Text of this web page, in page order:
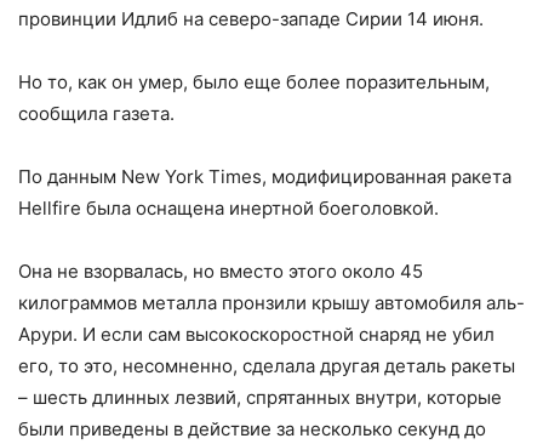
провинции Идлиб на северо-западе Сирии 14 июня.
Но то, как он умер, было еще более поразительным,
сообщила газета.
По данным New York Times, модифицированная ракета
Hellfire была оснащена инертной боеголовкой.
Она не взорвалась, но вместо этого около 45
килограммов металла пронзили крышу автомобиля аль-
Арури. И если сам высокоскоростной снаряд не убил
его, то это, несомненно, сделала другая деталь ракеты
– шесть длинных лезвий, спрятанных внутри, которые
были приведены в действие за несколько секунд до